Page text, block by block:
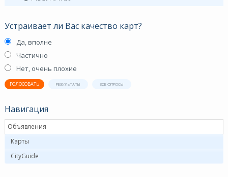
Устраивает ли Вас качество карт?
Да, вполне
Частично
Нет, очень плохие
ГОЛОСОВАТЬ РЕЗУЛЬТАТЫ ВСЕ ОПРОСЫ
Навигация
Объявления
Карты
CityGuide